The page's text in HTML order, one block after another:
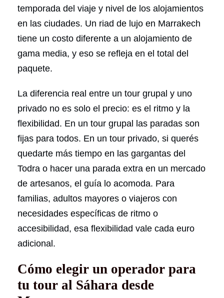
temporada del viaje y nivel de los alojamientos
en las ciudades. Un riad de lujo en Marrakech
tiene un costo diferente a un alojamiento de
gama media, y eso se refleja en el total del
paquete.
La diferencia real entre un tour grupal y uno
privado no es solo el precio: es el ritmo y la
flexibilidad. En un tour grupal las paradas son
fijas para todos. En un tour privado, si querés
quedarte más tiempo en las gargantas del
Todra o hacer una parada extra en un mercado
de artesanos, el guía lo acomoda. Para
familias, adultos mayores o viajeros con
necesidades específicas de ritmo o
accesibilidad, esa flexibilidad vale cada euro
adicional.
Cómo elegir un operador para
tu tour al Sáhara desde